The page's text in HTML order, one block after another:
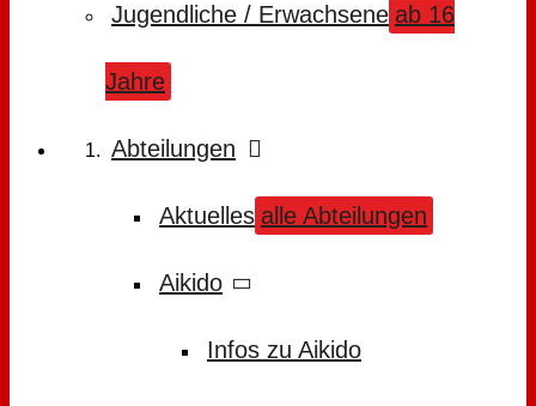
Jugendliche / Erwachsene ab 16
Jahre
Abteilungen
Aktuelles alle Abteilungen
Aikido
Infos zu Aikido